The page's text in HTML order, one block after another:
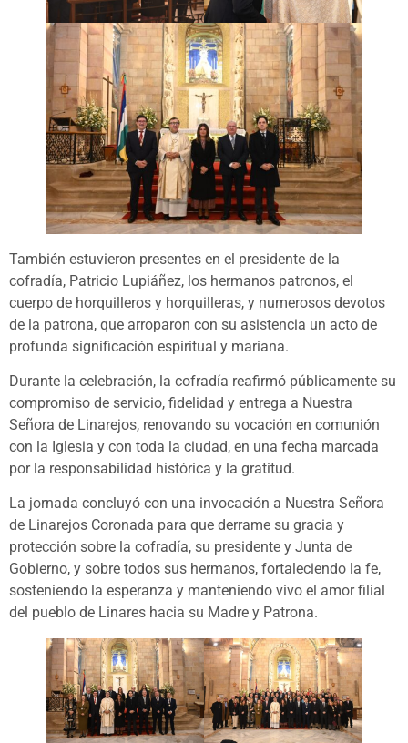
También estuvieron presentes en el presidente de la
cofradía, Patricio Lupiáñez, los hermanos patronos, el
cuerpo de horquilleros y horquilleras, y numerosos devotos
de la patrona, que arroparon con su asistencia un acto de
profunda significación espiritual y mariana.
Durante la celebración, la cofradía reafirmó públicamente su
compromiso de servicio, fidelidad y entrega a Nuestra
Señora de Linarejos, renovando su vocación en comunión
con la Iglesia y con toda la ciudad, en una fecha marcada
por la responsabilidad histórica y la gratitud.
La jornada concluyó con una invocación a Nuestra Señora
de Linarejos Coronada para que derrame su gracia y
protección sobre la cofradía, su presidente y Junta de
Gobierno, y sobre todos sus hermanos, fortaleciendo la fe,
sosteniendo la esperanza y manteniendo vivo el amor filial
del pueblo de Linares hacia su Madre y Patrona.